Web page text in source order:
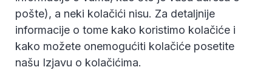
pošte), a neki kolačići nisu. Za detaljnije
informacije o tome kako koristimo kolačiće i
kako možete onemogućiti kolačiće posetite
našu Izjavu o kolačićima.